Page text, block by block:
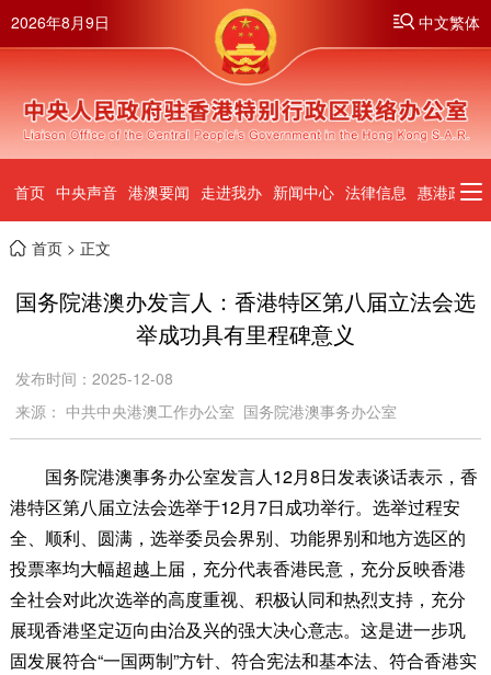
2026年8月9日 中文繁体
首页 中央声音 港澳要闻 走进我办 新闻中心 法律信息 惠港政策
首页> 正文
国务院港澳办发言人：香港特区第八届立法会选
举成功具有里程碑意义
发布时间：2025-12-08
来源： 中共中央港澳工作办公室 国务院港澳事务办公室
国务院港澳事务办公室发言人12月8日发表谈话表示，香
港特区第八届立法会选举于12月7日成功举行。选举过程安
全、顺利、圆满，选举委员会界别、功能界别和地方选区的
投票率均大幅超越上届，充分代表香港民意，充分反映香港
全社会对此次选举的高度重视、积极认同和热烈支持，充分
展现香港坚定迈向由治及兴的强大决心意志。这是进一步巩
固发展符合“一国两制”方针、符合宪法和基本法、符合香港实